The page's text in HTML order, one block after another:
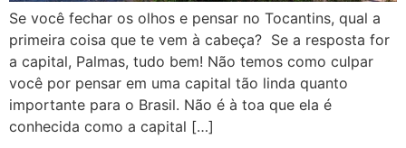
Se você fechar os olhos e pensar no Tocantins, qual a
primeira coisa que te vem à cabeça? Se a resposta for
a capital, Palmas, tudo bem! Não temos como culpar
você por pensar em uma capital tão linda quanto
importante para o Brasil. Não é à toa que ela é
conhecida como a capital […]